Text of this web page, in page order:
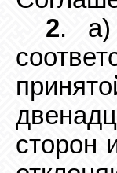
2. а)
сторон